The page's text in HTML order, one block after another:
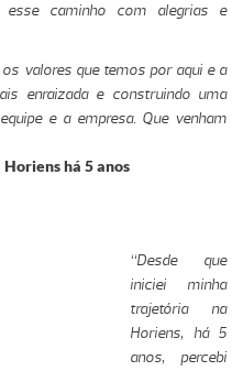
caminho com alegrias e
valores que temos por aqui e a
enraizada e construindo uma
e a empresa. Que venham
há 5 anos
“Desde que
iniciei minha
trajetória na
Horiens, há 5
anos, percebi